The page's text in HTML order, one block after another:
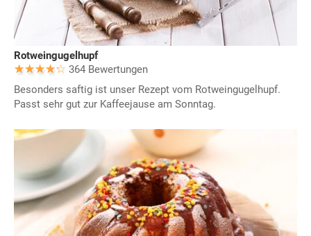
Rotweingugelhupf
364 Bewertungen
Besonders saftig ist unser Rezept vom Rotweingugelhupf.
Passt sehr gut zur Kaffeejause am Sonntag.